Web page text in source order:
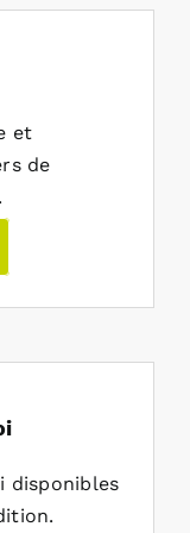
et
de
disponibles